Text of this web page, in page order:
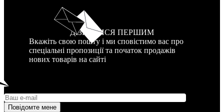
ДІЗНАТИСЯ ПЕРШИМ
Вкажіть свою пошту і ми сповістимо вас про
спеціальні пропозиції та початок продажів
нових товарів на сайті
Повідомте мене